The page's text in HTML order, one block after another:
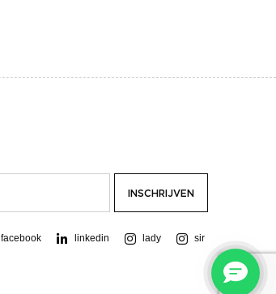
facebook linkedin lady sir